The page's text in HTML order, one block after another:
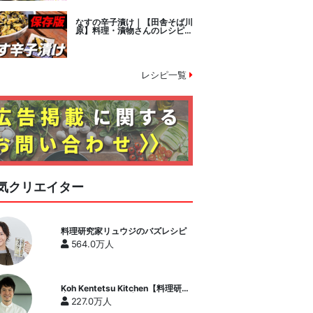
なすの辛子漬け｜【田舎そば川
原】料理・漬物さんのレシピ書
き起こし
レシピ一覧
クリエイター
料理研究家リュウジのバズレシピ
564.0万人
Koh Kentetsu Kitchen【料理研究
家コウケンテツ公式チャンネル】
227.0万人